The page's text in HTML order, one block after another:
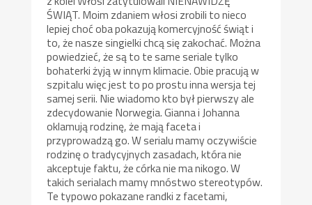
ŚWIĄT. Moim zdaniem włosi zrobili to nieco
lepiej choć oba pokazują komercyjność świąt i
to, że nasze singielki chcą się zakochać. Można
powiedzieć, że są to te same seriale tylko
bohaterki żyją w innym klimacie. Obie pracują w
szpitalu więc jest to po prostu inna wersja tej
samej serii. Nie wiadomo kto był pierwszy ale
zdecydowanie Norwegia. Gianna i Johanna
oklamują rodzinę, że mają faceta i
przyprowadzą go. W serialu mamy oczywiście
rodzinę o tradycyjnych zasadach, która nie
akceptuje faktu, że córka nie ma nikogo. W
takich serialach mamy mnóstwo stereotypów.
Te typowo pokazane randki z facetami,